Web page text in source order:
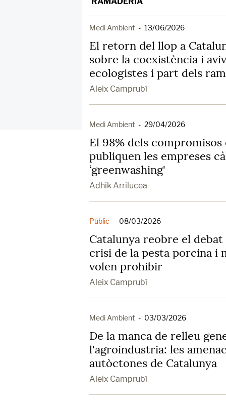
Medi Ambient - 13/06/2026
El retorn del llop a
sobre la coexistència i
ecologistes i part dels
Aleix Camprubí
Medi Ambient - 29/04/2026
El 98% dels
publiquen les empreses
‘greenwashing'
Adhik Arrilucea
Públic - 08/03/2026
Catalunya reobre el
crisi de la pesta porcina i
volen prohibir
Aleix Camprubí
Medi Ambient - 03/03/2026
De la manca de relleu
l'agroindustria: les
autòctones de Catalunya
Aleix Camprubí